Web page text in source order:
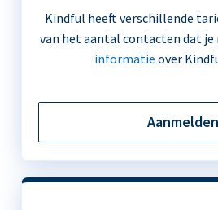
Kindful heeft verschillende
van het aantal contacten dat je
informatie over
Aanmelden